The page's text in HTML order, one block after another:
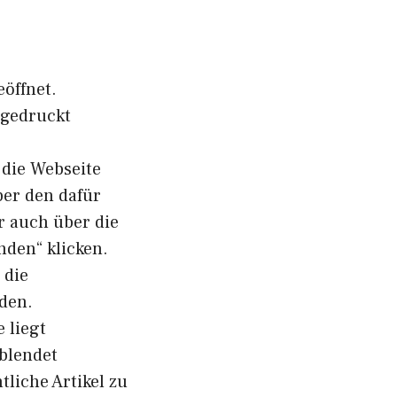
Webseite
den dafür
auch über die
klicken.
liegt
Artikel zu